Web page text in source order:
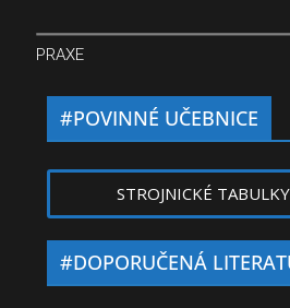
PRAXE
#POVINNÉ UČEBNICE
STROJNICKÉ
#DOPORUČENÁ